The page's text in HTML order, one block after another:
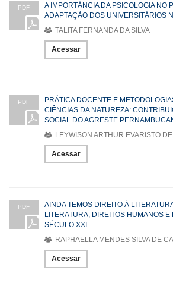
PDF
A IMPORTÂNCIA DA PSICOLOGIA NO
ADAPTAÇÃO DOS UNIVERSITÁRIOS
TALITA FERNANDA DA SILVA
Acessar
PDF
PRÁTICA DOCENTE E
CIÊNCIAS DA NATUREZA:
SOCIAL DO AGRESTE
LEYWISON ARTHUR EVARISTO
Acessar
PDF
AINDA TEMOS DIREITO À
LITERATURA, DIREITOS HUMANOS E
SÉCULO XXI
RAPHAELLA MENDES SILVA DE
Acessar